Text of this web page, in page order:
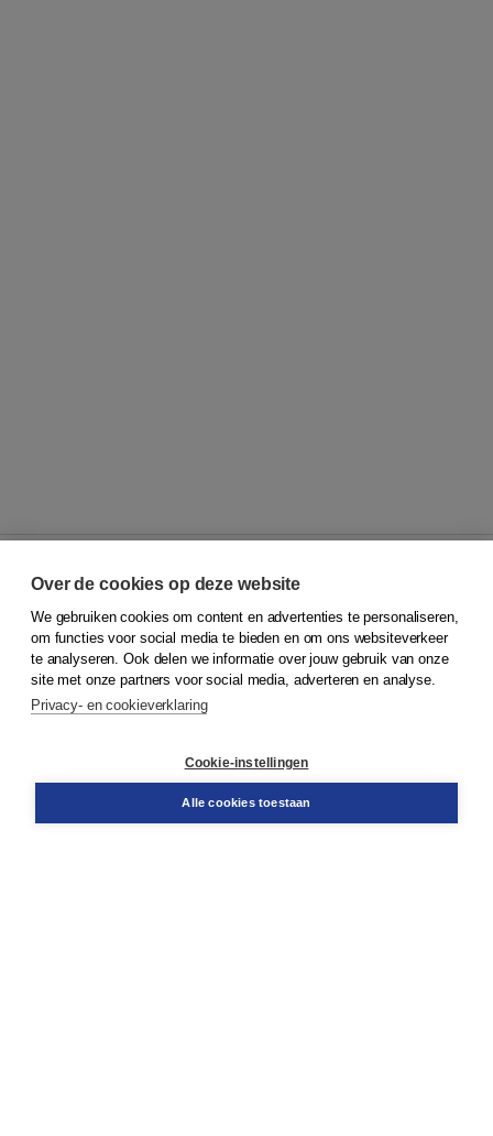
© 2026Koninklijke Boom uitgevers
Klantenservice
Service & informatie
Contact
Over de cookies op deze website
We gebruiken cookies om content en advertenties te personaliseren,
om functies voor social media te bieden en om ons websiteverkeer
te analyseren. Ook delen we informatie over jouw gebruik van onze
site met onze partners voor social media, adverteren en analyse.
Privacy- en cookieverklaring
Cookie-instellingen
Alle cookies toestaan